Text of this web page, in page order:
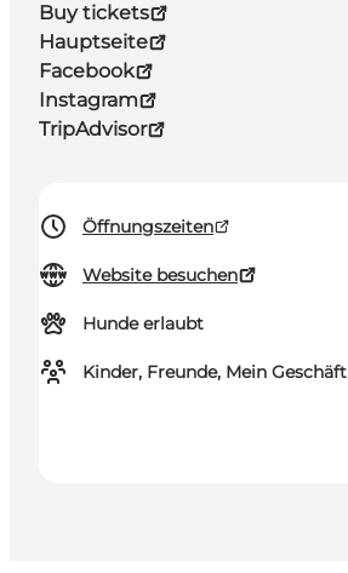
Buy tickets
Hauptseite
Facebook
Instagram
TripAdvisor
Öffnungszeiten
Website besuchen
Hunde erlaubt
Kinder, Freunde, Mein Geschäft